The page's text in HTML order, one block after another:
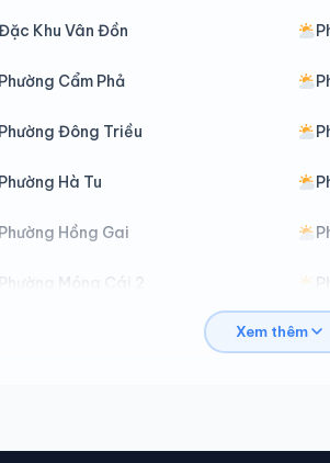
Khu Vân Đồn
Phường Cẩm Phả
Phường Đông Triều
Phường Hà Tu
Phường Hồng Gai
Phường Móng Cái 2
Xem thêm